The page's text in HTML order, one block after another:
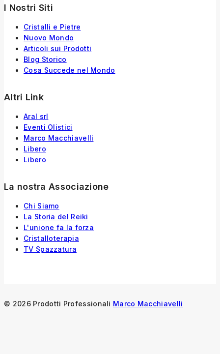
I Nostri Siti
Cristalli e Pietre
Nuovo Mondo
Articoli sui Prodotti
Blog Storico
Cosa Succede nel Mondo
Altri Link
Aral srl
Eventi Olistici
Marco Macchiavelli
Libero
Libero
La nostra Associazione
Chi Siamo
La Storia del Reiki
L'unione fa la forza
Cristalloterapia
TV Spazzatura
© 2026 Prodotti Professionali Marco Macchiavelli